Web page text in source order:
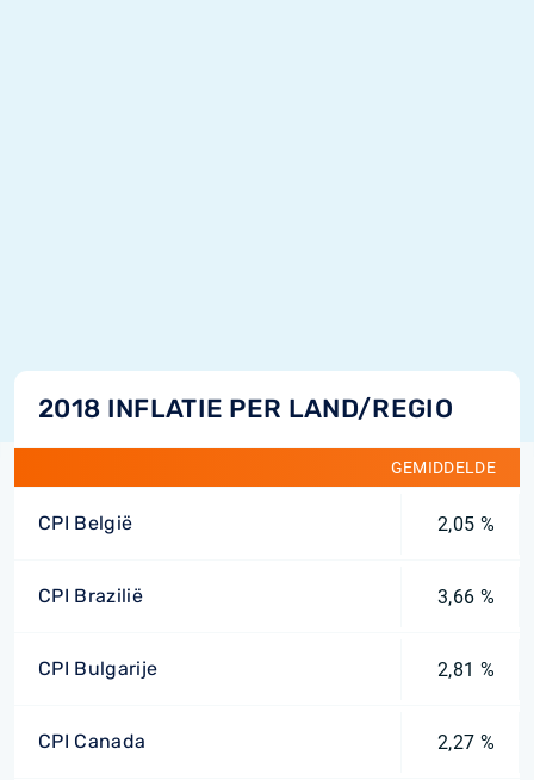
2018 INFLATIE PER LAND/REGIO
GEMIDDELDE
CPI België 2,05 %
CPI Brazilië 3,66 %
CPI Bulgarije 2,81 %
CPI Canada 2,27 %